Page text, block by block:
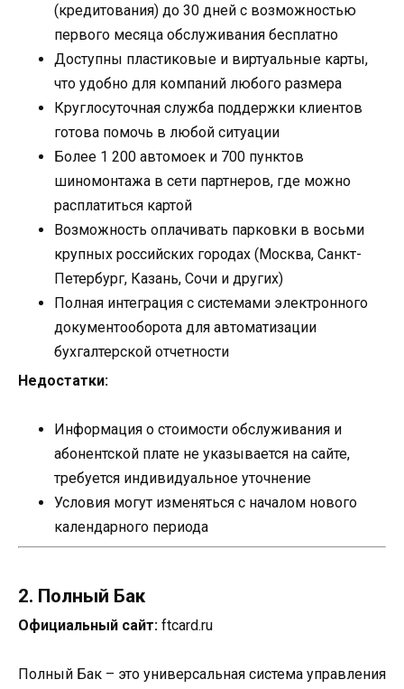
(кредитования) до 30 дней с возможностью
первого месяца обслуживания бесплатно
Доступны пластиковые и виртуальные карты,
что удобно для компаний любого размера
Круглосуточная служба поддержки клиентов
готова помочь в любой ситуации
Более 1 200 автомоек и 700 пунктов
шиномонтажа в сети партнеров, где можно
расплатиться картой
Возможность оплачивать парковки в восьми
крупных российских городах (Москва, Санкт-
Петербург, Казань, Сочи и других)
Полная интеграция с системами электронного
документооборота для автоматизации
бухгалтерской отчетности
Недостатки:
Информация о стоимости обслуживания и
абонентской плате не указывается на сайте,
требуется индивидуальное уточнение
Условия могут изменяться с началом нового
календарного периода
2. Полный Бак
Официальный сайт: ftcard.ru
Полный Бак – это универсальная система управления